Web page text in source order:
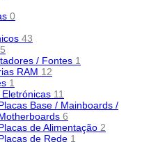
0
43
/ Fontes 1
RAM 12
1
Eletrónicas 11
Base / Mainboards /
6
de Alimentação 2
de Rede 1